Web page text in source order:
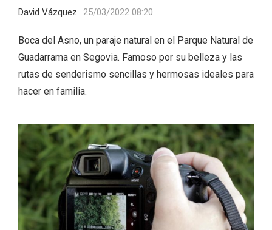
David Vázquez 25/03/2022 08:20
Boca del Asno, un paraje natural en el Parque Natural de
Guadarrama en Segovia. Famoso por su belleza y las
rutas de senderismo sencillas y hermosas ideales para
hacer en familia.
Velay, una imagen renovada para el
vermouth de Valladolid